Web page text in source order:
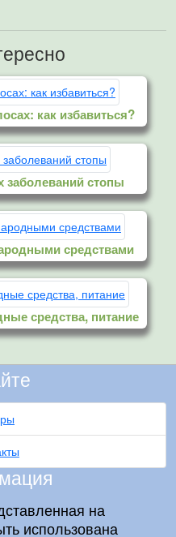
как избавиться?
заболеваний стопы
средствами
средства, питание
на
использована